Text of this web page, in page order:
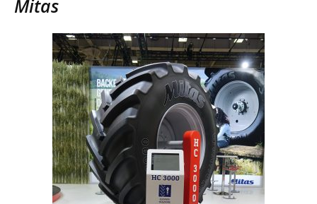
Mitas